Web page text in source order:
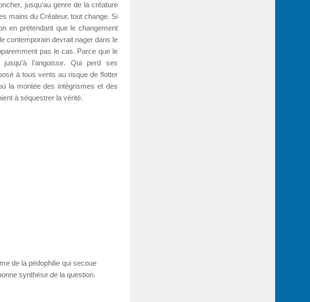
jusqu’au genre de la créature
mains du Créateur, tout change. Si
en prétendant que le changement
contemporain devrait nager dans le
pas le cas. Parce que le
jusqu’à l’angoisse. Qui perd ses
à tous vents au risque de flotter
la montée des intégrismes et des
à séquestrer la vérité.
de la pédophilie qui secoue
synthèse de la question.